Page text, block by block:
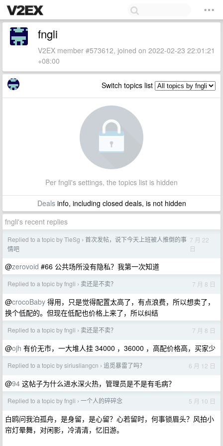
fngli
V2EX member #573612, joined on 2022-02-23 22:01:21
+08:00
Switch topics list
Per fngli's settings, the topics list is hidden
Dealsinfo, including closed deals, is not hidden
fngli's recent replies
Replied to a topic by TieSg › 首次发帖，说下今天上班被人推倒的事
情吧
7 月 22
日
@zerovoid #66 公共场所没有隐私？我第一次知道
Replied to a topic by fngli › 卖还是不卖？ 7 月 8 日
@crocoBaby 得用，只是觉得配置太高了，有点浪费，所以想卖了，
换个低配的。但现在低配也价格上来了，所以纠结
Replied to a topic by fngli › 卖还是不卖？ 7 月 8 日
@ojh 有价无市，一大堆人挂 34000 ，36000 ，高配价格高，买家少
Replied to a topic by siriusliangcn › 追觅暴雷了吗？ 6 月 12 日
@94 这帖子为什么进水深火热，管理员是不是有毛病？
Replied to a topic by fngli › 一个人的碎碎念 5 月 10 日
白鸥问我泊孤舟，是身留，是心留？心若留时，何事锁眉头？风拍小
帘灯晕舞，对闲影，冷清清，忆旧游。